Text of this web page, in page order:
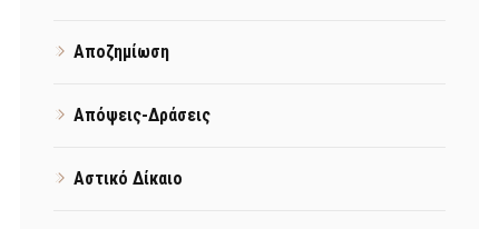
Αποζημίωση
Απόψεις-Δράσεις
Αστικό Δίκαιο